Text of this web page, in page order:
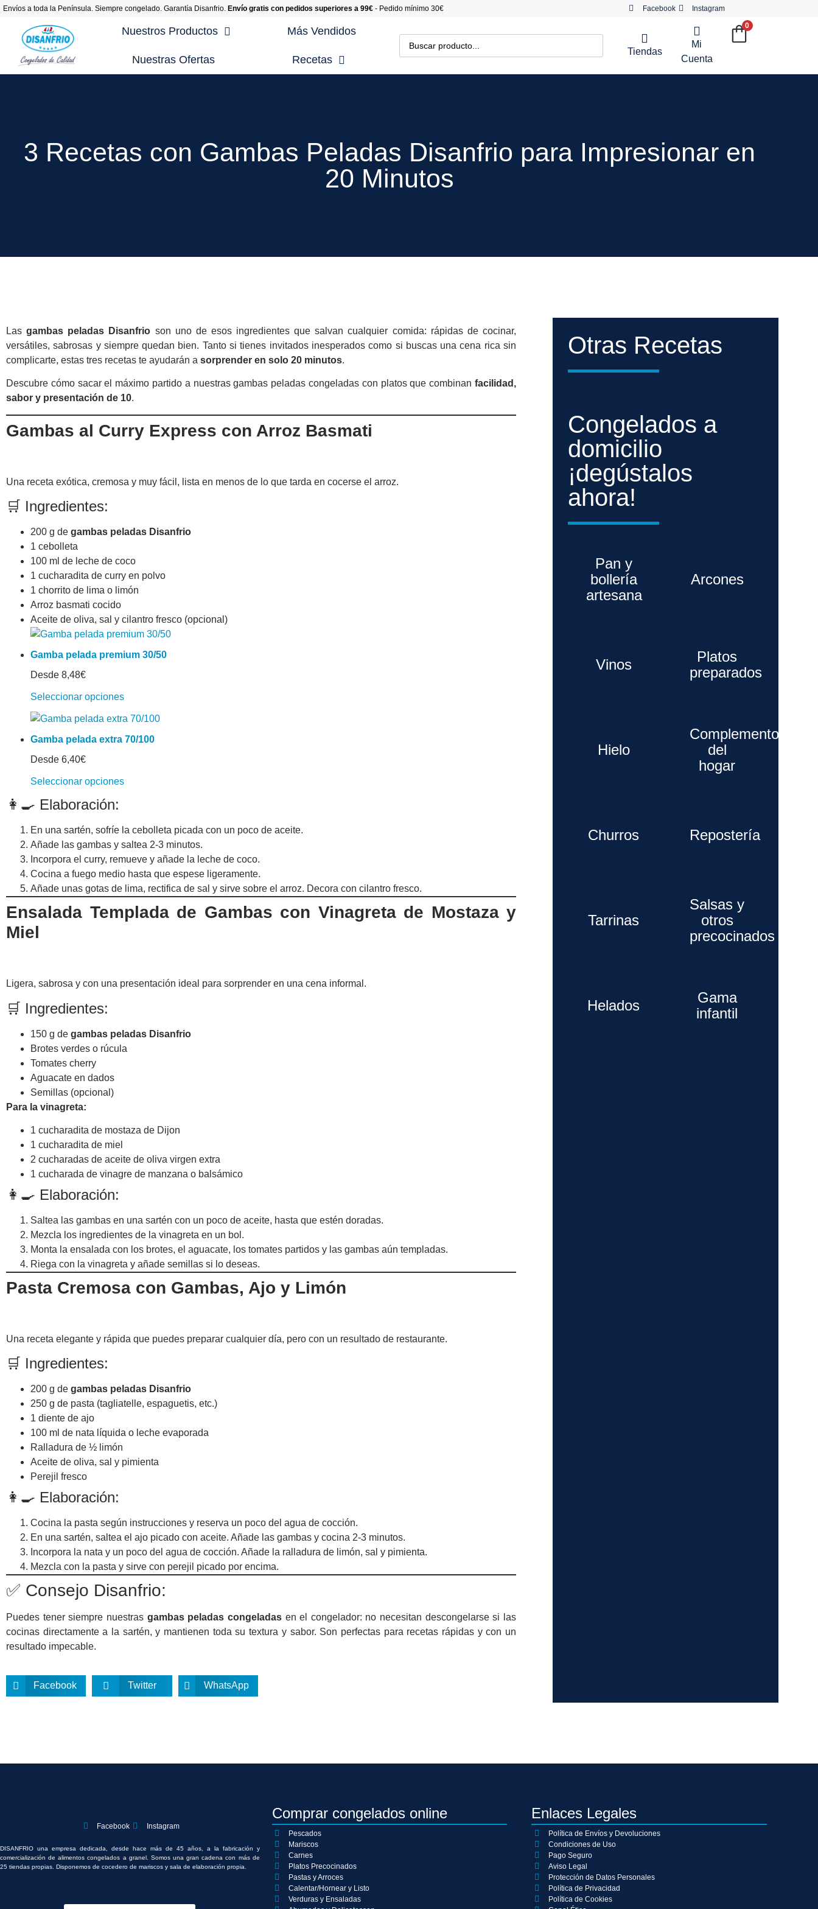
Envíos a toda la Península. Siempre congelado. Garantía Disanfrio. Envío gratis con pedidos superiores a 99€ - Pedido mínimo 30€ Facebook Instagram
Nuestros Productos Más Vendidos
Nuestras Ofertas
Recetas
Recetas con Marisco
Recetas con Pescado
Tiendas
Mi
Cuenta
0
3 Recetas con Gambas Peladas Disanfrio para Impresionar en
20 Minutos
Lasgambas peladas Disanfrio son uno de esos ingredientes que salvan cualquier comida: rápidas de cocinar,
versátiles, sabrosas y siempre quedan bien. Tanto si tienes invitados inesperados como si buscas una cena rica sin
complicarte, estas tres recetas te ayudarán a sorprender en solo 20 minutos.
Descubre cómo sacar el máximo partido a nuestras gambas peladas congeladas con platos que combinan facilidad,
sabor y presentación de 10.
Gambas al Curry Express con Arroz Basmati
Una receta exótica, cremosa y muy fácil, lista en menos de lo que tarda en cocerse el arroz.
🛒 Ingredientes:
200 g de gambas peladas Disanfrio
1 cebolleta
100 ml de leche de coco
1 cucharadita de curry en polvo
1 chorrito de lima o limón
Arroz basmati cocido
Aceite de oliva, sal y cilantro fresco (opcional)
Gamba pelada premium 30/50
Desde 8,48€
Seleccionar opciones
Gamba pelada extra 70/100
Desde 6,40€
Seleccionar opciones
👩‍🍳 Elaboración:
En una sartén, sofríe la cebolleta picada con un poco de aceite.
Añade las gambas y saltea 2-3 minutos.
Incorpora el curry, remueve y añade la leche de coco.
Cocina a fuego medio hasta que espese ligeramente.
Añade unas gotas de lima, rectifica de sal y sirve sobre el arroz. Decora con cilantro fresco.
Ensalada Templada de Gambas con Vinagreta de Mostaza y
Miel
Ligera, sabrosa y con una presentación ideal para sorprender en una cena informal.
🛒 Ingredientes:
150 g de gambas peladas Disanfrio
Brotes verdes o rúcula
Tomates cherry
Aguacate en dados
Semillas (opcional)
Para la vinagreta:
1 cucharadita de mostaza de Dijon
1 cucharadita de miel
2 cucharadas de aceite de oliva virgen extra
1 cucharada de vinagre de manzana o balsámico
👩‍🍳 Elaboración:
Saltea las gambas en una sartén con un poco de aceite, hasta que estén doradas.
Mezcla los ingredientes de la vinagreta en un bol.
Monta la ensalada con los brotes, el aguacate, los tomates partidos y las gambas aún templadas.
Riega con la vinagreta y añade semillas si lo deseas.
Pasta Cremosa con Gambas, Ajo y Limón
Una receta elegante y rápida que puedes preparar cualquier día, pero con un resultado de restaurante.
🛒 Ingredientes:
200 g de gambas peladas Disanfrio
250 g de pasta (tagliatelle, espaguetis, etc.)
1 diente de ajo
100 ml de nata líquida o leche evaporada
Ralladura de ½ limón
Aceite de oliva, sal y pimienta
Perejil fresco
👩‍🍳 Elaboración:
Cocina la pasta según instrucciones y reserva un poco del agua de cocción.
En una sartén, saltea el ajo picado con aceite. Añade las gambas y cocina 2-3 minutos.
Incorpora la nata y un poco del agua de cocción. Añade la ralladura de limón, sal y pimienta.
Mezcla con la pasta y sirve con perejil picado por encima.
✅ Consejo Disanfrio:
Puedes tener siempre nuestras gambas peladas congeladasen el congelador: no necesitan descongelarse si las
cocinas directamente a la sartén, y mantienen toda su textura y sabor. Son perfectas para recetas rápidas y con un
resultado impecable.
Facebook Twitter WhatsApp
Otras Recetas
Congelados a
domicilio
¡degústalos
ahora!
Pan y
bollería
artesana
Arcones
Vinos
Platos
preparados
Hielo
Complementos
del
hogar
Churros Repostería
Tarrinas
Salsas y
otros
precocinados
Helados
Gama
infantil
Facebook Instagram
DISANFRIO una empresa dedicada, desde hace más de 45 años, a la fabricación y
comercialización de alimentos congelados a granel. Somos una gran cadena con más de
25 tiendas propias. Disponemos de cocedero de mariscos y sala de elaboración propia.
Comprar congelados online
Pescados
Mariscos
Carnes
Platos Precocinados
Pastas y Arroces
Calentar/Hornear y Listo
Verduras y Ensaladas
Enlaces Legales
Política de Envíos y Devoluciones
Condiciones de Uso
Pago Seguro
Aviso Legal
Protección de Datos Personales
Política de Privacidad
Política de Cookies